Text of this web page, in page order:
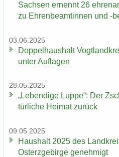
Sach­sen er­nennt 26
zu Eh­ren­be­am­tin­nen und -​
03.06.2025
Dop­pel­haus­halt
unter Auf­la­gen
28.05.2025
„Le­ben­di­ge Luppe“: Der
tür­li­che Hei­mat zu­rück
09.05.2025
Haus­halt 2025 des
Osterzgebirge ge­neh­migt